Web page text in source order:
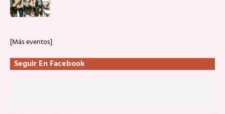
[Más eventos]
Seguir En Facebook